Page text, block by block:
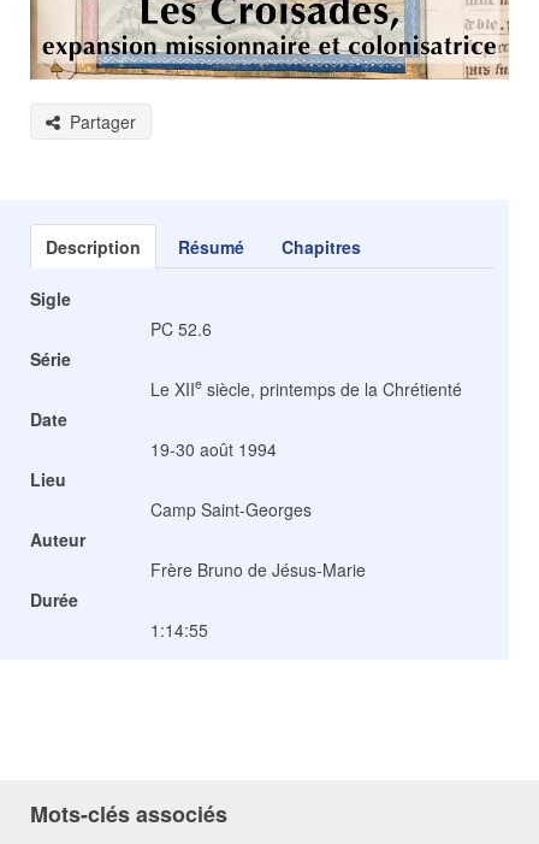
Partager
Description Résumé Chapitres
Sigle
PC 52.6
Série
Le XIIe siècle, printemps de la Chrétienté
Date
19-30 août 1994
Lieu
Camp Saint-Georges
Auteur
Frère Bruno de Jésus-Marie
Durée
1:14:55
Mots-clés associés